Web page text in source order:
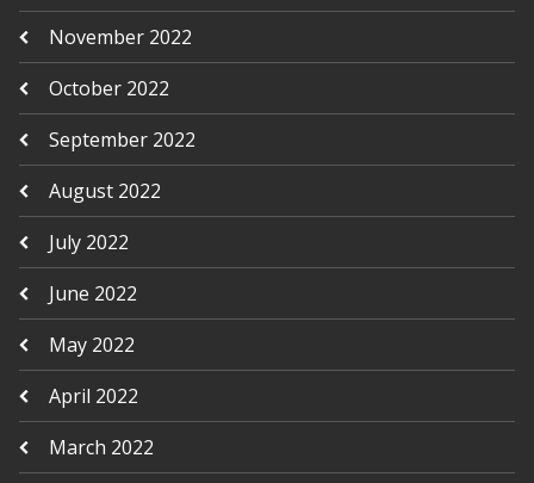
November 2022
October 2022
September 2022
August 2022
July 2022
June 2022
May 2022
April 2022
March 2022